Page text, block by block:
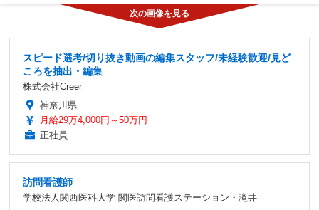
スピード選考/切り抜き動画の編集スタッフ/未経験歓迎/見ど
ころを抽出・編集
株式会社Creer
神奈川県
月給29万4,000円～50万円
正社員
訪問看護師
学校法人関西医科大学 関医訪問看護ステーション・滝井